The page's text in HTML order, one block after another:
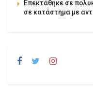
Επεκτάθηκε σε
σε κατάστημα με